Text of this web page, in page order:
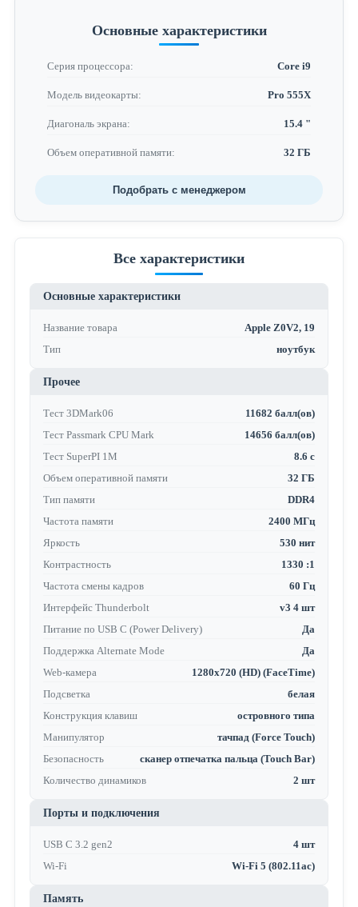
Основные характеристики
Серия процессора: Core i9
Модель видеокарты: Pro 555X
Диагональ экрана: 15.4 "
Объем оперативной памяти: 32 ГБ
Подобрать с менеджером
Все характеристики
Основные характеристики
Название товара
Apple Z0V2, 19
Тип
ноутбук
Прочее
Тест 3DMark06
11682 балл(ов)
Тест Passmark CPU Mark
14656 балл(ов)
Тест SuperPI 1M
8.6 с
Объем оперативной памяти
32 ГБ
Тип памяти
DDR4
Частота памяти
2400 МГц
Яркость
530 нит
Контрастность
1330 :1
Частота смены кадров
60 Гц
Интерфейс Thunderbolt
v3 4 шт
Питание по USB C (Power Delivery)
Да
Поддержка Alternate Mode
Да
Web-камера
1280x720 (HD) (FaceTime)
Подсветка
белая
Конструкция клавиш
островного типа
Манипулятор
тачпад (Force Touch)
Безопасность
сканер отпечатка пальца (Touch Bar)
Количество динамиков
2 шт
Порты и подключения
USB C 3.2 gen2
4 шт
Wi-Fi
Wi-Fi 5 (802.11ac)
Память